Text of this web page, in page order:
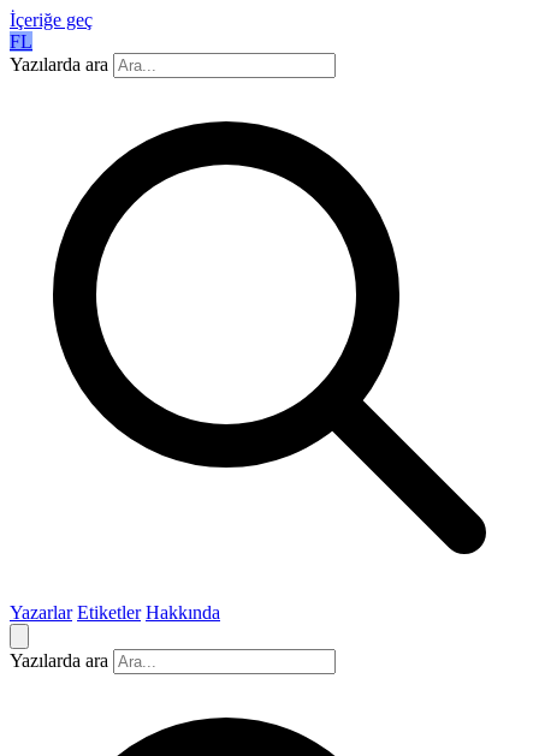
İçeriğe geç
FL
Yazılarda ara
Yazarlar Etiketler Hakkında
Yazılarda ara